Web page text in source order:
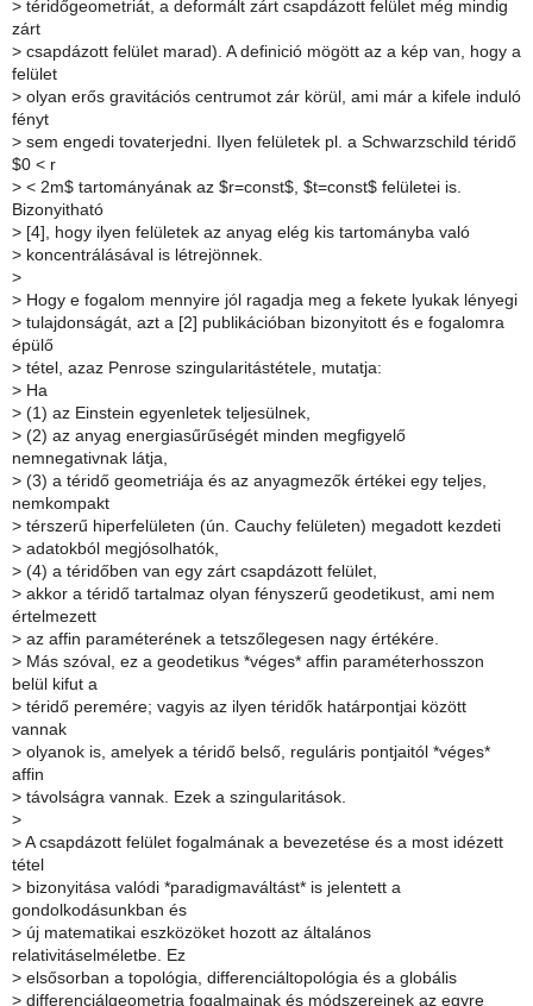
> téridőgeometriát, a deformált zárt csapdázott felület még mindig
zárt
> csapdázott felület marad). A definició mögött az a kép van, hogy a
felület
> olyan erős gravitációs centrumot zár körül, ami már a kifele induló
fényt
> sem engedi tovaterjedni. Ilyen felületek pl. a Schwarzschild téridő
$0 < r
> < 2m$ tartományának az $r=const$, $t=const$ felületei is.
Bizonyitható
> [4], hogy ilyen felületek az anyag elég kis tartományba való
> koncentrálásával is létrejönnek.
>
> Hogy e fogalom mennyire jól ragadja meg a fekete lyukak lényegi
> tulajdonságát, azt a [2] publikációban bizonyitott és e fogalomra
épülő
> tétel, azaz Penrose szingularitástétele, mutatja:
> Ha
> (1) az Einstein egyenletek teljesülnek,
> (2) az anyag energiasűrűségét minden megfigyelő
nemnegativnak látja,
> (3) a téridő geometriája és az anyagmezők értékei egy teljes,
nemkompakt
> térszerű hiperfelületen (ún. Cauchy felületen) megadott kezdeti
> adatokból megjósolhatók,
> (4) a téridőben van egy zárt csapdázott felület,
> akkor a téridő tartalmaz olyan fényszerű geodetikust, ami nem
értelmezett
> az affin paraméterének a tetszőlegesen nagy értékére.
> Más szóval, ez a geodetikus *véges* affin paraméterhosszon
belül kifut a
> téridő peremére; vagyis az ilyen téridők határpontjai között
vannak
> olyanok is, amelyek a téridő belső, reguláris pontjaitól *véges*
affin
> távolságra vannak. Ezek a szingularitások.
>
> A csapdázott felület fogalmának a bevezetése és a most idézett
tétel
> bizonyitása valódi *paradigmaváltást* is jelentett a
gondolkodásunkban és
> új matematikai eszközöket hozott az általános
relativitáselméletbe. Ez
> elsősorban a topológia, differenciáltopológia és a globális
> differenciálgeometria fogalmainak és módszereinek az egyre